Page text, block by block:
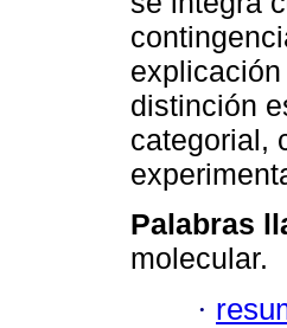
distinción
categorial,
Palabras
molecular.
·